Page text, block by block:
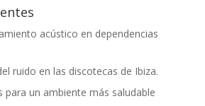
acústico en dependencias
ruido en las discotecas de Ibiza.
para un ambiente más saludable